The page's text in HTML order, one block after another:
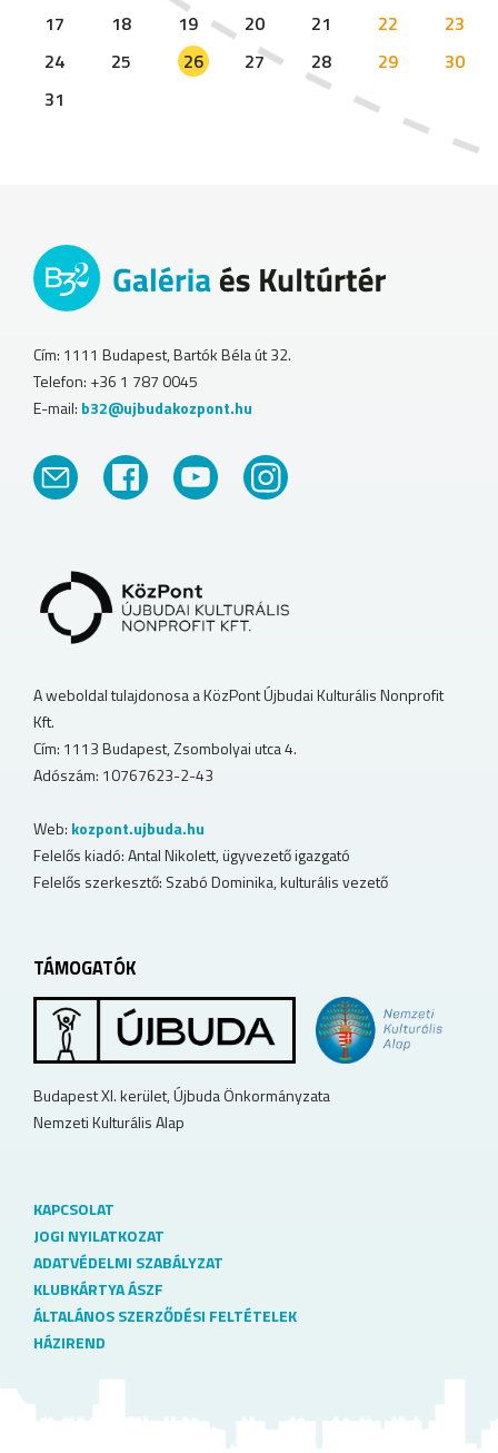
17
18 19 20 21 22
23
24
25 26 27 28 29
30
31
Cím: 1111 Budapest, Bartók Béla út 32.
Telefon: +36 1 787 0045
E-mail: b32@ujbudakozpont.hu
A weboldal tulajdonosa a KözPont Újbudai Kulturális Nonprofit
Kft.
Cím: 1113 Budapest, Zsombolyai utca 4.
Adószám: 10767623-2-43
Web: kozpont.ujbuda.hu
Felelős kiadó: Antal Nikolett, ügyvezető igazgató
Felelős szerkesztő: Szabó Dominika, kulturális vezető
TÁMOGATÓK
Budapest XI. kerület, Újbuda Önkormányzata
Nemzeti Kulturális Alap
KAPCSOLAT
JOGI NYILATKOZAT
ADATVÉDELMI SZABÁLYZAT
KLUBKÁRTYA ÁSZF
ÁLTALÁNOS SZERZŐDÉSI FELTÉTELEK
HÁZIREND